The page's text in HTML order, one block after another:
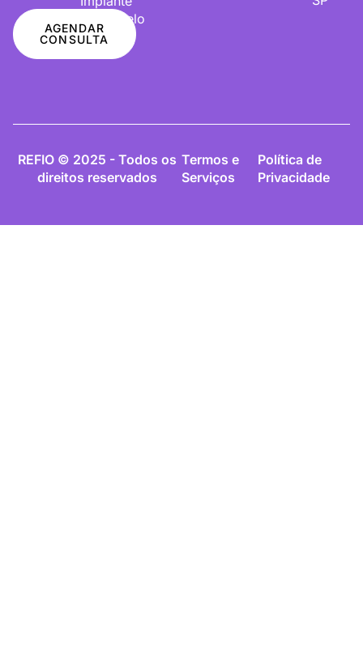
AGENDAR
CONSULTA
De Cabelo
REFIO © 2025 - Todos os
direitos reservados
Termos e
Serviços
Política de
Privacidade